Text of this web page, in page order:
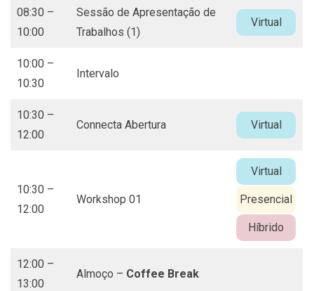
08:30 –
10:00
Sessão de Apresentação de
Trabalhos (1)
Virtual
10:00 –
10:30
Intervalo
10:30 –
12:00
Connecta Abertura Virtual
10:30 –
12:00
Workshop 01
Virtual
Presencial
Híbrido
12:00 –
13:00
Almoço – Coffee Break